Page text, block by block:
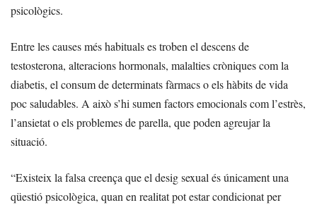
psicològics.
Entre les causes més habituals es troben el descens de
testosterona, alteracions hormonals, malalties cròniques com la
diabetis, el consum de determinats fàrmacs o els hàbits de vida
poc saludables. A això s’hi sumen factors emocionals com l’estrès,
l’ansietat o els problemes de parella, que poden agreujar la
situació.
“Existeix la falsa creença que el desig sexual és únicament una
qüestió psicològica, quan en realitat pot estar condicionat per